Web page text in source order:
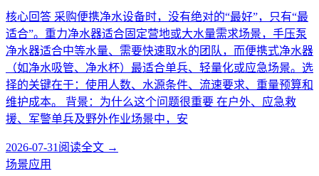
核心回答 采购便携净水设备时，没有绝对的“最好”，只有“最
适合”。重力净水器适合固定营地或大水量需求场景，手压泵
净水器适合中等水量、需要快速取水的团队，而便携式净水器
（如净水吸管、净水杯）最适合单兵、轻量化或应急场景。选
择的关键在于：使用人数、水源条件、流速要求、重量预算和
维护成本。 背景：为什么这个问题很重要 在户外、应急救
援、军警单兵及野外作业场景中，安
2026-07-31 阅读全文 →
场景应用